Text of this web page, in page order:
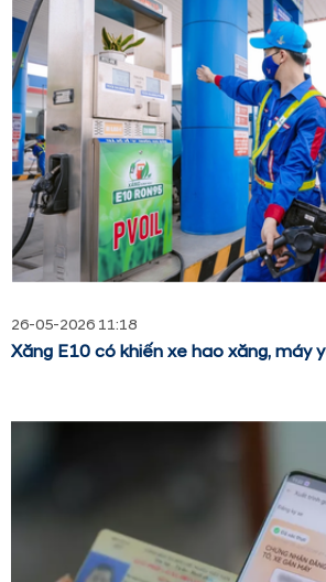
26-05-2026 11:18
Xăng E10 có khiến xe hao xăng, máy